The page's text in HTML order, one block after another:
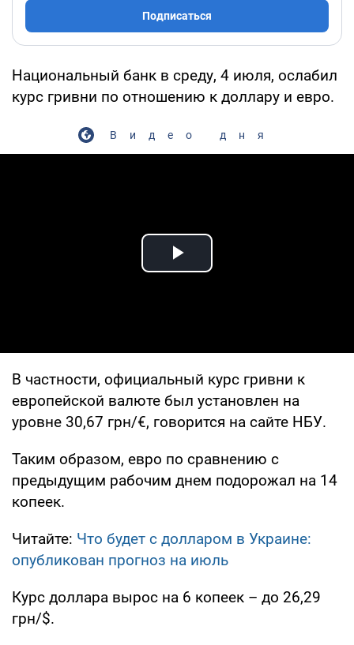
Подписаться
Национальный банк в среду, 4 июля, ослабил
курс гривни по отношению к доллару и евро.
Видео дня
Play Video
В частности, официальный курс гривни к
европейской валюте был установлен на
уровне 30,67 грн/€, говорится на сайте НБУ.
Таким образом, евро по сравнению с
предыдущим рабочим днем подорожал на 14
копеек.
Читайте: Что будет с долларом в Украине:
опубликован прогноз на июль
Курс доллара вырос на 6 копеек – до 26,29
грн/$.